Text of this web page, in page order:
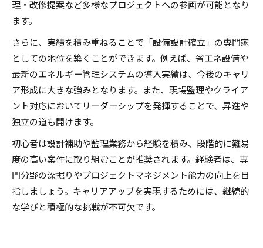
理・改修提案など多様なプロジェクトへの参画が可能となり
ます。
さらに、実績を積み重ねることで「設備設計確立」の専門家
としての地位を築くことができます。例えば、省エネ設備や
最新のエネルギー管理システムの導入実績は、今後のキャリ
ア形成に大きな強みとなります。また、現場監理やクライア
ント対応においてリーダーシップを発揮することで、昇進や
独立の道も開けます。
初心者は設計補助や監理業務から経験を積み、段階的に難易
度の高い案件に取り組むことが推奨されます。経験者は、専
門分野の深掘りやプロジェクトマネジメント能力の向上を目
指しましょう。キャリアアップを実現するためには、継続的
な学びと積極的な挑戦が不可欠です。